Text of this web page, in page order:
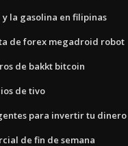
la gasolina en filipinas
de forex megadroid robot
de bakkt bitcoin
de tivo
para invertir tu dinero
de fin de semana